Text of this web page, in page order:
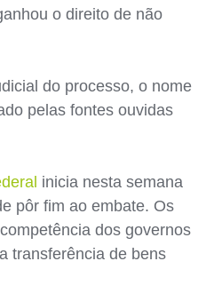
o direito de não
do processo, o nome
pelas fontes ouvidas
inicia nesta semana
pôr fim ao embate. Os
dos governos
transferência de bens